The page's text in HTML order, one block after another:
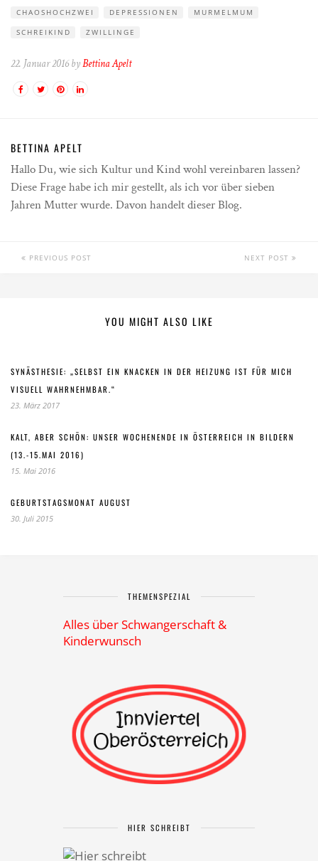
CHAOSHOCHZWEI DEPRESSIONEN
MURMELMUM
SCHREIKIND
ZWILLINGE
22. Januar 2016 byBettina Apelt
BETTINA APELT
Hallo Du, wie sich Kultur und Kind wohl vereinbaren lassen?
Diese Frage habe ich mir gestellt, als ich vor über sieben
Jahren Mutter wurde. Davon handelt dieser Blog.
PREVIOUS POST NEXT POST
YOU MIGHT ALSO LIKE
SYNÄSTHESIE: „SELBST EIN KNACKEN IN DER HEIZUNG IST FÜR MICH
VISUELL WAHRNEHMBAR.“
23. März 2017
KALT, ABER SCHÖN: UNSER WOCHENENDE IN ÖSTERREICH IN BILDERN
(13.-15.MAI 2016)
15. Mai 2016
GEBURTSTAGSMONAT AUGUST
30. Juli 2015
THEMENSPEZIAL
Alles über Schwangerschaft &
Kinderwunsch
HIER SCHREIBT